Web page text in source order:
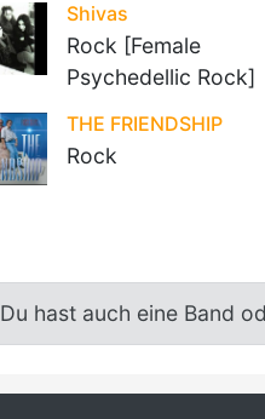
Shivas
Rock [Female
Psychedellic Rock]
THE FRIENDSHIP
Rock
Du hast auch eine Band